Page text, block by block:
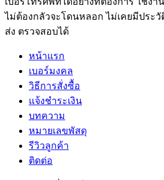
ไม่ต้องกลัวจะโดนหลอก ไม่เคยมีประวั
ส่ง ตรวจสอบได้
หน้าแรก
เบอร์มงคล
วิธีการสั่งซื้อ
แจ้งชำระเงิน
บทความ
หมายเลขพัสดุ
รีวิวลูกค้า
ติดต่อ